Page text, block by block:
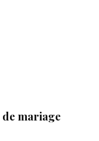
mariage